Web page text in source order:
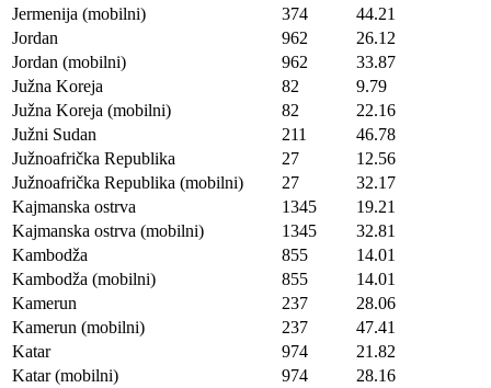
Jermenija (mobilni)
374
44.21
Jordan
962
26.12
Jordan (mobilni)
962
33.87
Južna Koreja
82
9.79
Južna Koreja (mobilni)
82
22.16
Južni Sudan
211
46.78
Južnoafrička Republika
27
12.56
Južnoafrička Republika (mobilni)
27
32.17
Kajmanska ostrva
1345
19.21
Kajmanska ostrva (mobilni)
1345
32.81
Kambodža
855
14.01
Kambodža (mobilni)
855
14.01
Kamerun
237
28.06
Kamerun (mobilni)
237
47.41
Katar
974
21.82
Katar (mobilni)
974
28.16